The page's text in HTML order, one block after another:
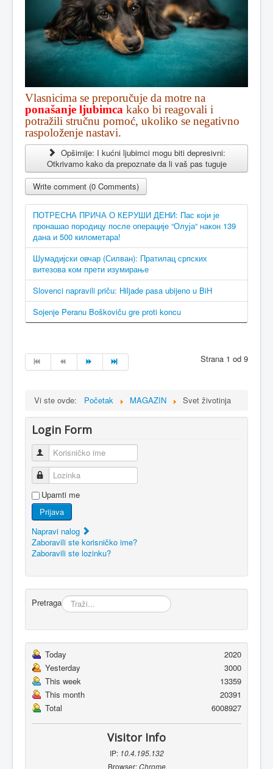
Vlasnicima se preporučuje da motre na
ponašanje ljubimca kako bi reagovali i
potražili stručnu pomoć, ukoliko se negativno
raspoloženje nastavi.
Opširnije: I kućni ljubimci mogu biti depresivni:
Otkrivamo kako da prepoznate da li vaš pas tuguje
Write comment (0 Comments)
ПОТРЕСНА ПРИЧА О КЕРУШИ ДЕНИ: Пас који је
пронашао породицу после операције “Олуја“ након 139
дана и 500 километара!
Шумадијски овчар (Силван): Пратилац српских
витезова ком прети изумирање
Slovenci napravili priču: Hiljade pasa ubijeno u BiH
Sojenje Peranu Boškoviču gre proti koncu
Strana 1 od 9
Vi ste ovde: Početak MAGAZIN Svet životinja
Login Form
Korisničko ime
Lozinka
Upamti me
Prijava
Napravi nalog
Zaboravili ste korisničko ime?
Zaboravili ste lozinku?
Pretraga
Today
2020
Yesterday
3000
This week
13359
This month
20391
Total
6008927
Visitor Info
IP: 10.4.195.132
Browser:Chrome